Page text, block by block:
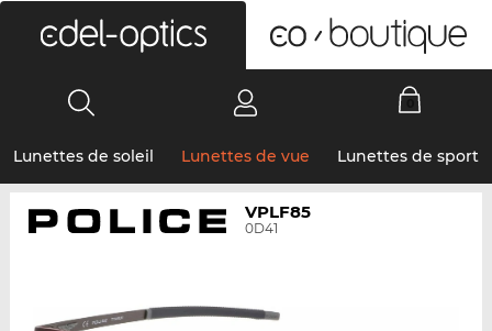
Lunettes de soleil Lunettes de vue Lunettes de sport
VPLF85
0D41